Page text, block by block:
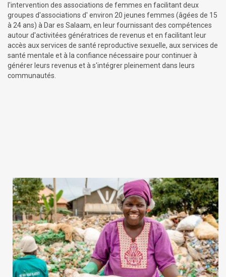
l'intervention des associations de femmes en facilitant deux
groupes d'associations d' environ 20 jeunes femmes (âgées de 15
à 24 ans) à Dar es Salaam, en leur fournissant des compétences
autour d'activitées génératrices de revenus et en facilitant leur
accès aux services de santé reproductive sexuelle, aux services de
santé mentale et à la confiance nécessaire pour continuer à
générer leurs revenus et à s'intégrer pleinement dans leurs
communautés.